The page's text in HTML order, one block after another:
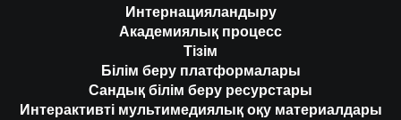
Интернацияландыру
Академиялық процесс
Тізім
Білім беру платформалары
Сандық білім беру ресурстары
Интерактивті мультимедиялық оқу материалдары